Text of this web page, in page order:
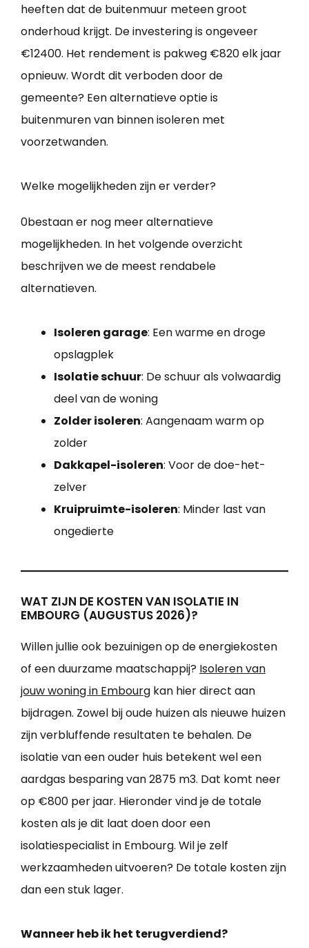
heeften dat de buitenmuur meteen groot
onderhoud krijgt. De investering is ongeveer
€12400. Het rendement is pakweg €820 elk jaar
opnieuw. Wordt dit verboden door de
gemeente? Een alternatieve optie is
buitenmuren van binnen isoleren met
voorzetwanden.
Welke mogelijkheden zijn er verder?
0bestaan er nog meer alternatieve
mogelijkheden. In het volgende overzicht
beschrijven we de meest rendabele
alternatieven.
Isoleren garage: Een warme en droge
opslagplek
Isolatie schuur: De schuur als volwaardig
deel van de woning
Zolder isoleren: Aangenaam warm op
zolder
Dakkapel-isoleren: Voor de doe-het-
zelver
Kruipruimte-isoleren: Minder last van
ongedierte
WAT ZIJN DE KOSTEN VAN ISOLATIE IN
EMBOURG (AUGUSTUS 2026)?
Willen jullie ook bezuinigen op de energiekosten
of een duurzame maatschappij? Isoleren van
jouw woning in Embourg kan hier direct aan
bijdragen. Zowel bij oude huizen als nieuwe huizen
zijn verbluffende resultaten te behalen. De
isolatie van een ouder huis betekent wel een
aardgas besparing van 2875 m3. Dat komt neer
op €800 per jaar. Hieronder vind je de totale
kosten als je dit laat doen door een
isolatiespecialist in Embourg. Wil je zelf
werkzaamheden uitvoeren? De totale kosten zijn
dan een stuk lager.
Wanneer heb ik het terugverdiend?